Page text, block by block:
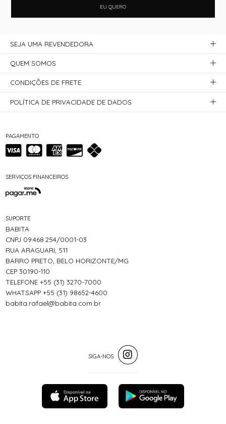
EU QUERO
PAGAMENTO
SERVIÇOS FINANCEIROS
SUPORTE
BABITA
CNPJ 09.468.254/0001-03
RUA ARAGUARI, 511
BARRO PRETO, BELO HORIZONTE/MG
CEP 30190-110
TELEFONE +55 (31) 3270-7000
WHATSAPP +55 (31) 98652-4600
babita.rafael@babita.com.br
SEJA UMA REVENDEDORA
QUEM SOMOS
CONDIÇÕES DE FRETE
POLÍTICA DE PRIVACIDADE DE DADOS